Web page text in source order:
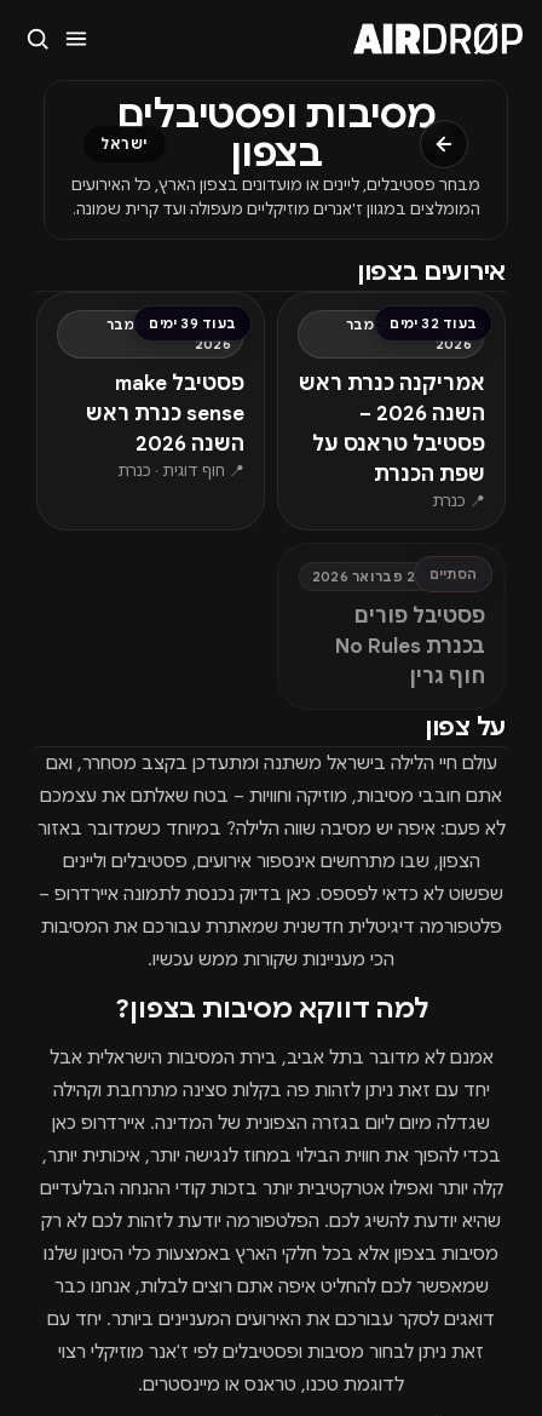
ישראל
מסיבות ופסטיבלים
בצפון
מבחר פסטיבלים, ליינים או מועדונים בצפון הארץ, כל האירועים
המומלצים במגוון ז'אנרים מוזיקליים מעפולה ועד קרית שמונה.
אירועים בצפון
בעוד 32 ימים
חמישי, 10 ספטמבר
2026
אמריקנה כנרת ראש
השנה 2026 –
פסטיבל טראנס על
שפת הכנרת
📍 כנרת
בעוד 39 ימים
חמישי, 17 ספטמבר
2026
פסטיבל make
sense כנרת ראש
השנה 2026
📍 חוף דוגית · כנרת
הסתיים
חמישי, 26 פברואר 2026
פסטיבל פורים
בכנרת No Rules
חוף גרין
על צפון
עולם חיי הלילה בישראל משתנה ומתעדכן בקצב מסחרר, ואם
אתם חובבי מסיבות, מוזיקה וחוויות – בטח שאלתם את עצמכם
לא פעם: איפה יש מסיבה שווה הלילה? במיוחד כשמדובר באזור
הצפון, שבו מתרחשים אינספור אירועים, פסטיבלים וליינים
שפשוט לא כדאי לפספס. כאן בדיוק נכנסת לתמונה איירדרופ –
פלטפורמה דיגיטלית חדשנית שמאתרת עבורכם את המסיבות
הכי מעניינות שקורות ממש עכשיו.
למה דווקא מסיבות בצפון?
אמנם לא מדובר בתל אביב, בירת המסיבות הישראלית אבל
יחד עם זאת ניתן לזהות פה בקלות סצינה מתרחבת וקהילה
שגדלה מיום ליום בגזרה הצפונית של המדינה. איירדרופ כאן
בכדי להפוך את חווית הבילוי במחוז לנגישה יותר, איכותית יותר,
קלה יותר ואפילו אטרקטיבית יותר בזכות קודי ההנחה הבלעדיים
שהיא יודעת להשיג לכם. הפלטפורמה יודעת לזהות לכם לא רק
מסיבות בצפון אלא בכל חלקי הארץ באמצעות כלי הסינון שלנו
שמאפשר לכם להחליט איפה אתם רוצים לבלות, אנחנו כבר
דואגים לסקר עבורכם את האירועים המעניינים ביותר. יחד עם
זאת ניתן לבחור מסיבות ופסטיבלים לפי ז'אנר מוזיקלי רצוי
לדוגמת טכנו, טראנס או מיינסטרים.
סגור
מה מחפשים?
פסטיבלים מועדונים ✈️
🔥בקרוב
טיפ: אפשר להקליד שם אומן, עיר, תאריך או שם חג.